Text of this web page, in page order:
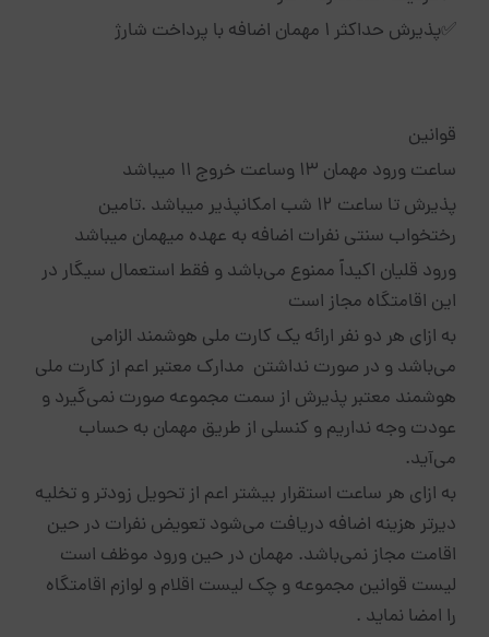
✅پذیرش حداکثر ۱ مهمان اضافه با پرداخت شارژ
قوانین
ساعت ورود مهمان 13 وساعت خروج 11 میباشد
پذیرش تا ساعت ۱۲ شب امکانپذیر میباشد .تامین
رختخواب سنتی نفرات اضافه به عهده میهمان میباشد
ورود قلیان اکیداً ممنوع می‌باشد و فقط استعمال سیگار در
این اقامتگاه مجاز است
به ازای هر دو نفر ارائه یک کارت ملی هوشمند الزامی
می‌باشد و در صورت نداشتن مدارک معتبر اعم از کارت ملی
هوشمند معتبر پذیرش از سمت مجموعه صورت نمی‌گیرد و
عودت وجه نداریم و کنسلی از طریق مهمان به حساب
می‌آید.
به ازای هر ساعت استقرار بیشتر اعم از تحویل زودتر و تخلیه
دیرتر هزینه اضافه دریافت می‌شود تعویض نفرات در حین
اقامت مجاز نمی‌باشد. مهمان در حین ورود موظف است
لیست قوانین مجموعه و چک لیست اقلام و لوازم اقامتگاه
را امضا نماید .